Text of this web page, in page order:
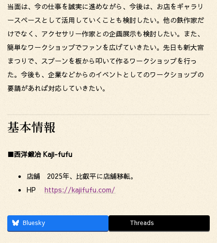
当面は、今の仕事を誠実に進めながら、今後は、お店をギャラリ
ースペースとして活用していくことも検討したい。他の鉄作家だ
けでなく、アクセサリー作家との企画展示も検討したい。また、
簡単なワークショップでファンを広げていきたい。先日も新大宮
まつりで、スプーンを板から叩いて作るワークショップを行っ
た。今後も、企業などからのイベントとしてのワークショップの
要請があれば対応していきたい。
基本情報
■西洋鍛冶 Kaji-fufu
店舗 2025年、比叡平に店舗移転。
HP https://kajifufu.com/
Bluesky Threads